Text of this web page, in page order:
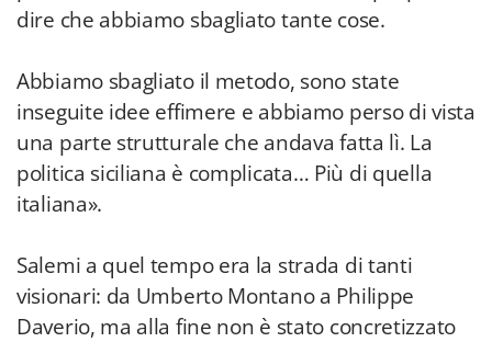
dire che abbiamo sbagliato tante cose.
Abbiamo sbagliato il metodo, sono state
inseguite idee effimere e abbiamo perso di vista
una parte strutturale che andava fatta lì. La
politica siciliana è complicata… Più di quella
italiana».
Salemi a quel tempo era la strada di tanti
visionari: da Umberto Montano a Philippe
Daverio, ma alla fine non è stato concretizzato